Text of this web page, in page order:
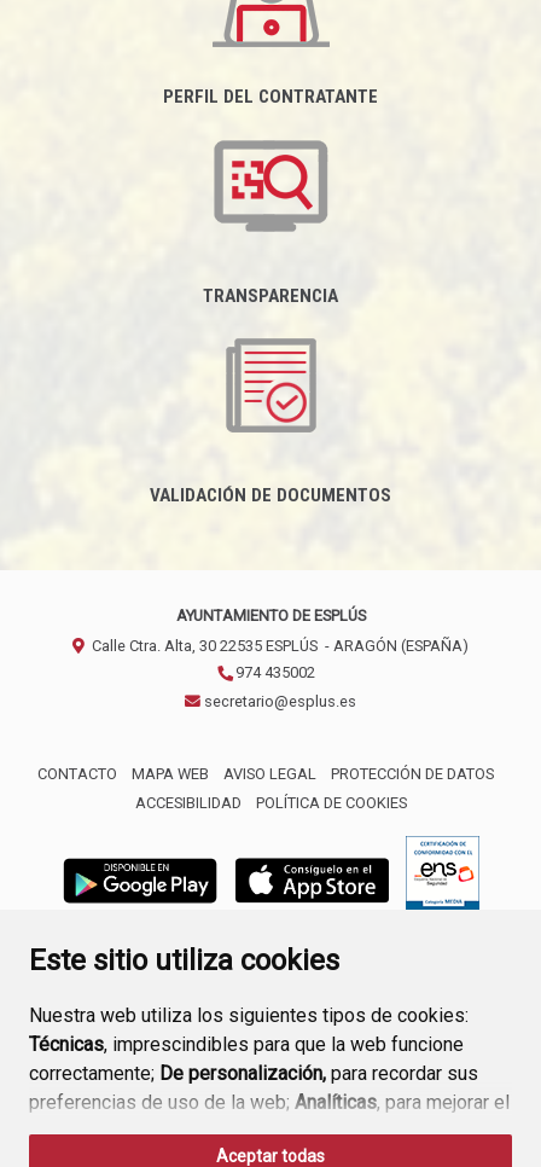
Este sitio utiliza cookies
Nuestra web utiliza los siguientes tipos de cookies:
Técnicas, imprescindibles para que la web funcione
correctamente; De personalización, para recordar sus
preferencias de uso de la web; Analíticas, para mejorar el
funcionamiento de la web y sus servicios.
Aceptar todas
PERFIL DEL CONTRATANTE
TRANSPARENCIA
VALIDACIÓN DE DOCUMENTOS
AYUNTAMIENTO DE ESPLÚS
Calle Ctra. Alta, 30 22535 ESPLÚS - ARAGÓN (ESPAÑA)
974 435002
secretario@esplus.es
CONTACTO MAPA WEB AVISO LEGAL
PROTECCIÓN DE DATOS
ACCESIBILIDAD
POLÍTICA DE COOKIES